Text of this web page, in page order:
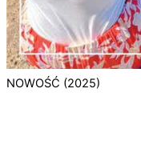
NOWOŚĆ (2025)